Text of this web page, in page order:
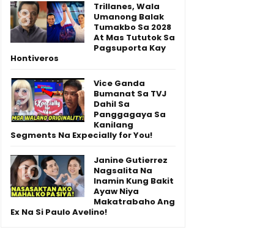
Trillanes, Wala
Umanong Balak
Tumakbo Sa 2028
At Mas Tututok Sa
Pagsuporta Kay
Hontiveros
Vice Ganda
Bumanat Sa TVJ
Dahil Sa
Panggagaya Sa
Kanilang
Segments Na Expecially for You!
Janine Gutierrez
Nagsalita Na
Inamin Kung Bakit
Ayaw Niya
Makatrabaho Ang
Ex Na Si Paulo Avelino!